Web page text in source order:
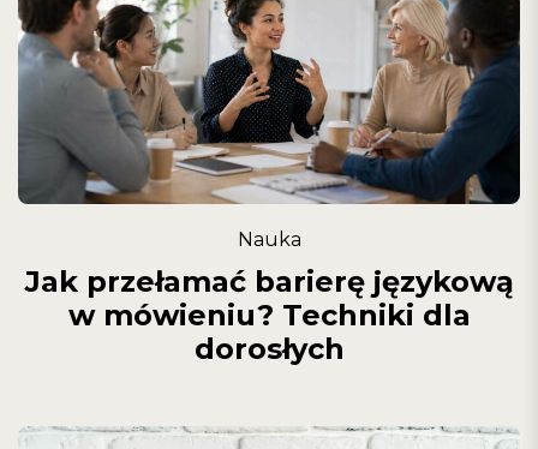
Nauka
Jak przełamać barierę językową
w mówieniu? Techniki dla
dorosłych